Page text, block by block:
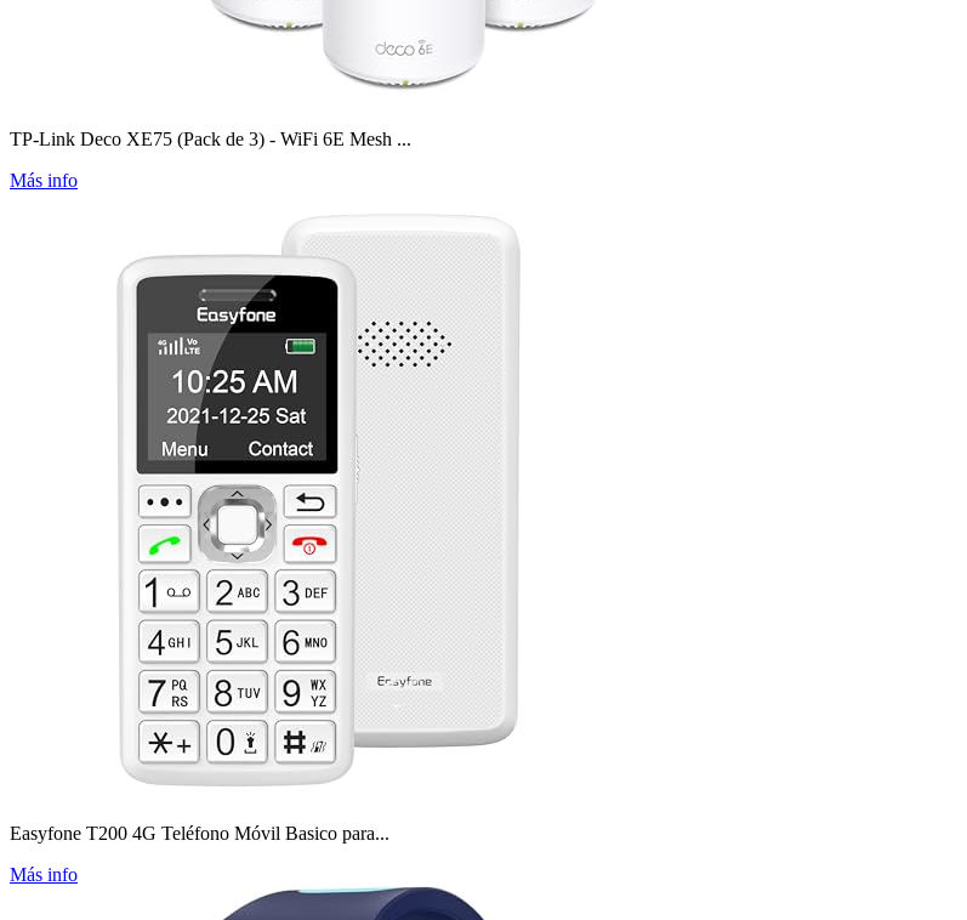
TP-Link Deco XE75 (Pack de 3) - WiFi 6E Mesh ...
Más info
Easyfone T200 4G Teléfono Móvil Basico para...
Más info